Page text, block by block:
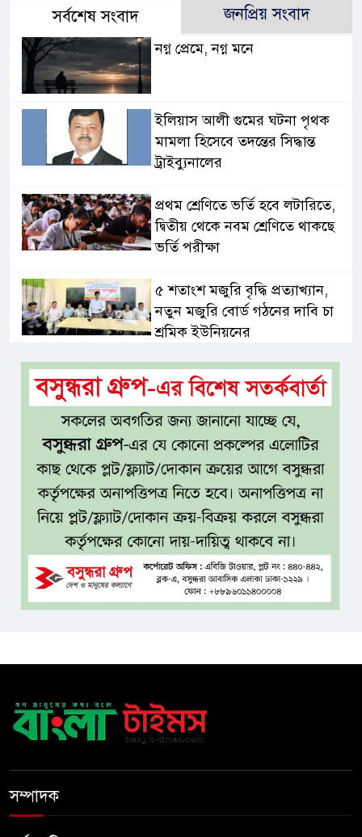
সর্বশেষ সংবাদ জনপ্রিয় সংবাদ
নগ্ন প্রেমে, নগ্ন মনে
ইলিয়াস আলী গুমের ঘটনা পৃথক
মামলা হিসেবে তদন্তের সিদ্ধান্ত
ট্রাইব্যুনালের
প্রথম শ্রেণিতে ভর্তি হবে লটারিতে,
দ্বিতীয় থেকে নবম শ্রেণিতে থাকছে
ভর্তি পরীক্ষা
৫ শতাংশ মজুরি বৃদ্ধি প্রত্যাখ্যান,
নতুন মজুরি বোর্ড গঠনের দাবি চা
শ্রমিক ইউনিয়নের
টাঙ্গাইল জেলা পরিষদের উদ্যোগে
২৩ লাখ টাকার আর্থিক অনুদানের
চেক বিতরণ
ধলেশ্বরী থেকে অবৈধ বালু উত্তোলন,
হুমকিতে শামসুল হক সেতু
বঙ্গভবনের নতুন বাসিন্দা কি মির্জা
ফখরুল? বিএনপিতে জোর
আলোচনা, সিদ্ধান্ত নেবেন তারেক
রহমান
বাংলাদেশে এলো থাইল্যান্ডের শীর্ষ
কফি ব্র্যান্ড ‘ক্যাফে আমাজন
সম্পাদক